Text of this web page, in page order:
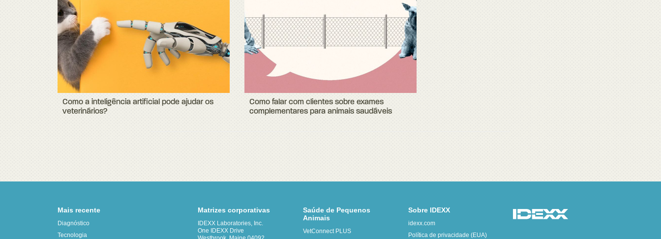
Como a inteligência artificial pode ajudar os
veterinários?
Como falar com clientes sobre exames
complementares para animais saudáveis
Mais recente
Diagnóstico
Tecnologia
Matrizes corporativas
IDEXX Laboratories, Inc.
One IDEXX Drive
Saúde de Pequenos
Animais
VetConnect PLUS
Sobre IDEXX
idexx.com
Política de privacidade (EUA)